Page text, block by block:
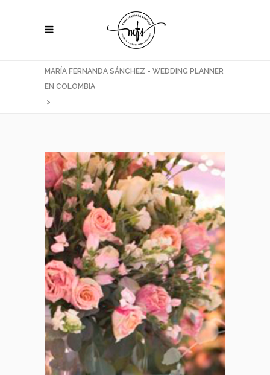
MARÍA FERNANDA SÁNCHEZ - WEDDING PLANNER
EN COLOMBIA
>